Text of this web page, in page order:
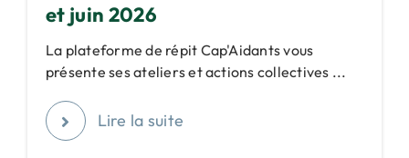
et juin 2026
La plateforme de répit Cap'Aidants vous
présente ses ateliers et actions collectives ...
Lire la suite